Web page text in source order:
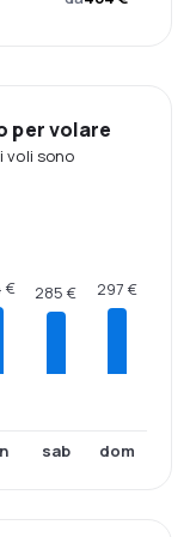
per volare
voli sono
€ 285 €
sab
297 €
dom